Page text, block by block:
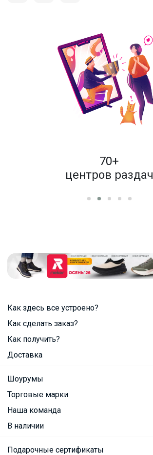
70+
центров раздач
Как здесь все устроено?
Как сделать заказ?
Как получить?
Доставка
Шоурумы
Торговые марки
Наша команда
В наличии
Подарочные сертификаты